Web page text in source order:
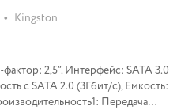
• Kingston
2,5”. Интерфейс: SATA 3.0
с SATA 2.0 (3Гбит/с), Емкость:
Передача